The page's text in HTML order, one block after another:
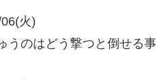
火)
うのはどう撃つと倒せる